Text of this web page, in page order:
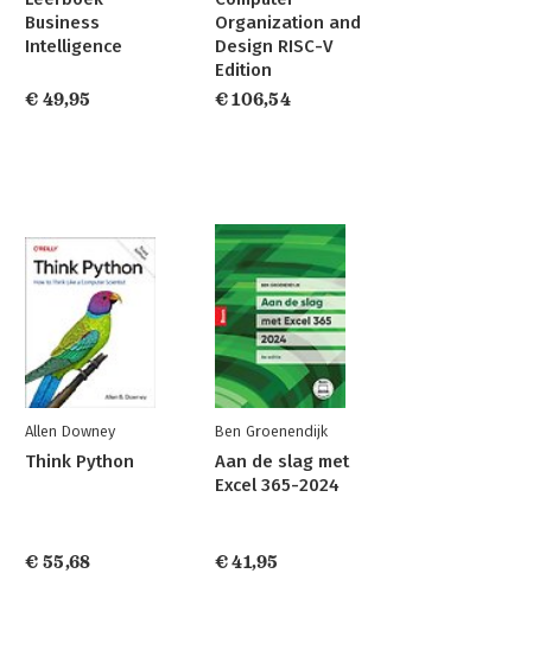
Business
Intelligence
€ 49,95
Organization and
Design RISC-V
Edition
€ 106,54
Allen Downey
Think Python
€ 55,68
Ben Groenendijk
Aan de slag met
Excel 365-2024
€ 41,95